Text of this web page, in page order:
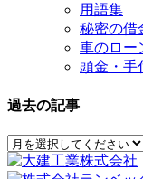
用語集
秘密の借
車のロー
頭金・手
過去の記事